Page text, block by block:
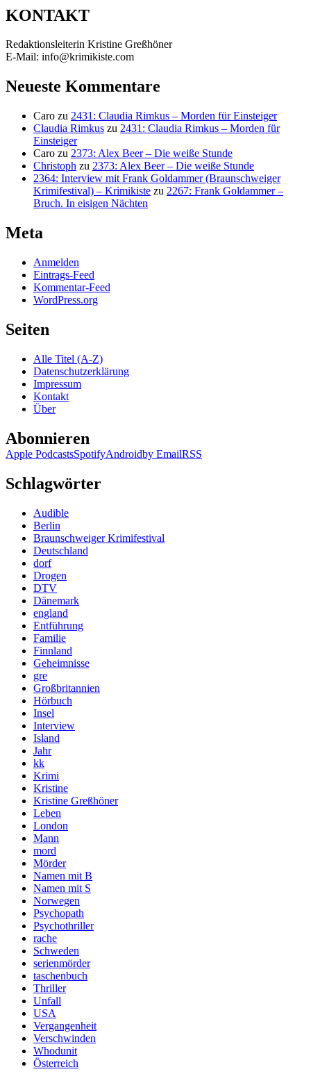
KONTAKT
Redaktionsleiterin Kristine Greßhöner
E-Mail: info@krimikiste.com
Neueste Kommentare
Caro zu 2431: Claudia Rimkus – Morden für Einsteiger
Claudia Rimkus zu 2431: Claudia Rimkus – Morden für
Einsteiger
Caro zu 2373: Alex Beer – Die weiße Stunde
Christoph zu 2373: Alex Beer – Die weiße Stunde
2364: Interview mit Frank Goldammer (Braunschweiger
Krimifestival) – Krimikiste zu 2267: Frank Goldammer –
Bruch. In eisigen Nächten
Meta
Anmelden
Eintrags-Feed
Kommentar-Feed
WordPress.org
Seiten
Alle Titel (A-Z)
Datenschutzerklärung
Impressum
Kontakt
Über
Abonnieren
Apple PodcastsSpotifyAndroidby EmailRSS
Schlagwörter
Audible
Berlin
Braunschweiger Krimifestival
Deutschland
dorf
Drogen
DTV
Dänemark
england
Entführung
Familie
Finnland
Geheimnisse
gre
Großbritannien
Hörbuch
Insel
Interview
Island
Jahr
kk
Krimi
Kristine
Kristine Greßhöner
Leben
London
Mann
mord
Mörder
Namen mit B
Namen mit S
Norwegen
Psychopath
Psychothriller
rache
Schweden
serienmörder
taschenbuch
Thriller
Unfall
USA
Vergangenheit
Verschwinden
Whodunit
Österreich